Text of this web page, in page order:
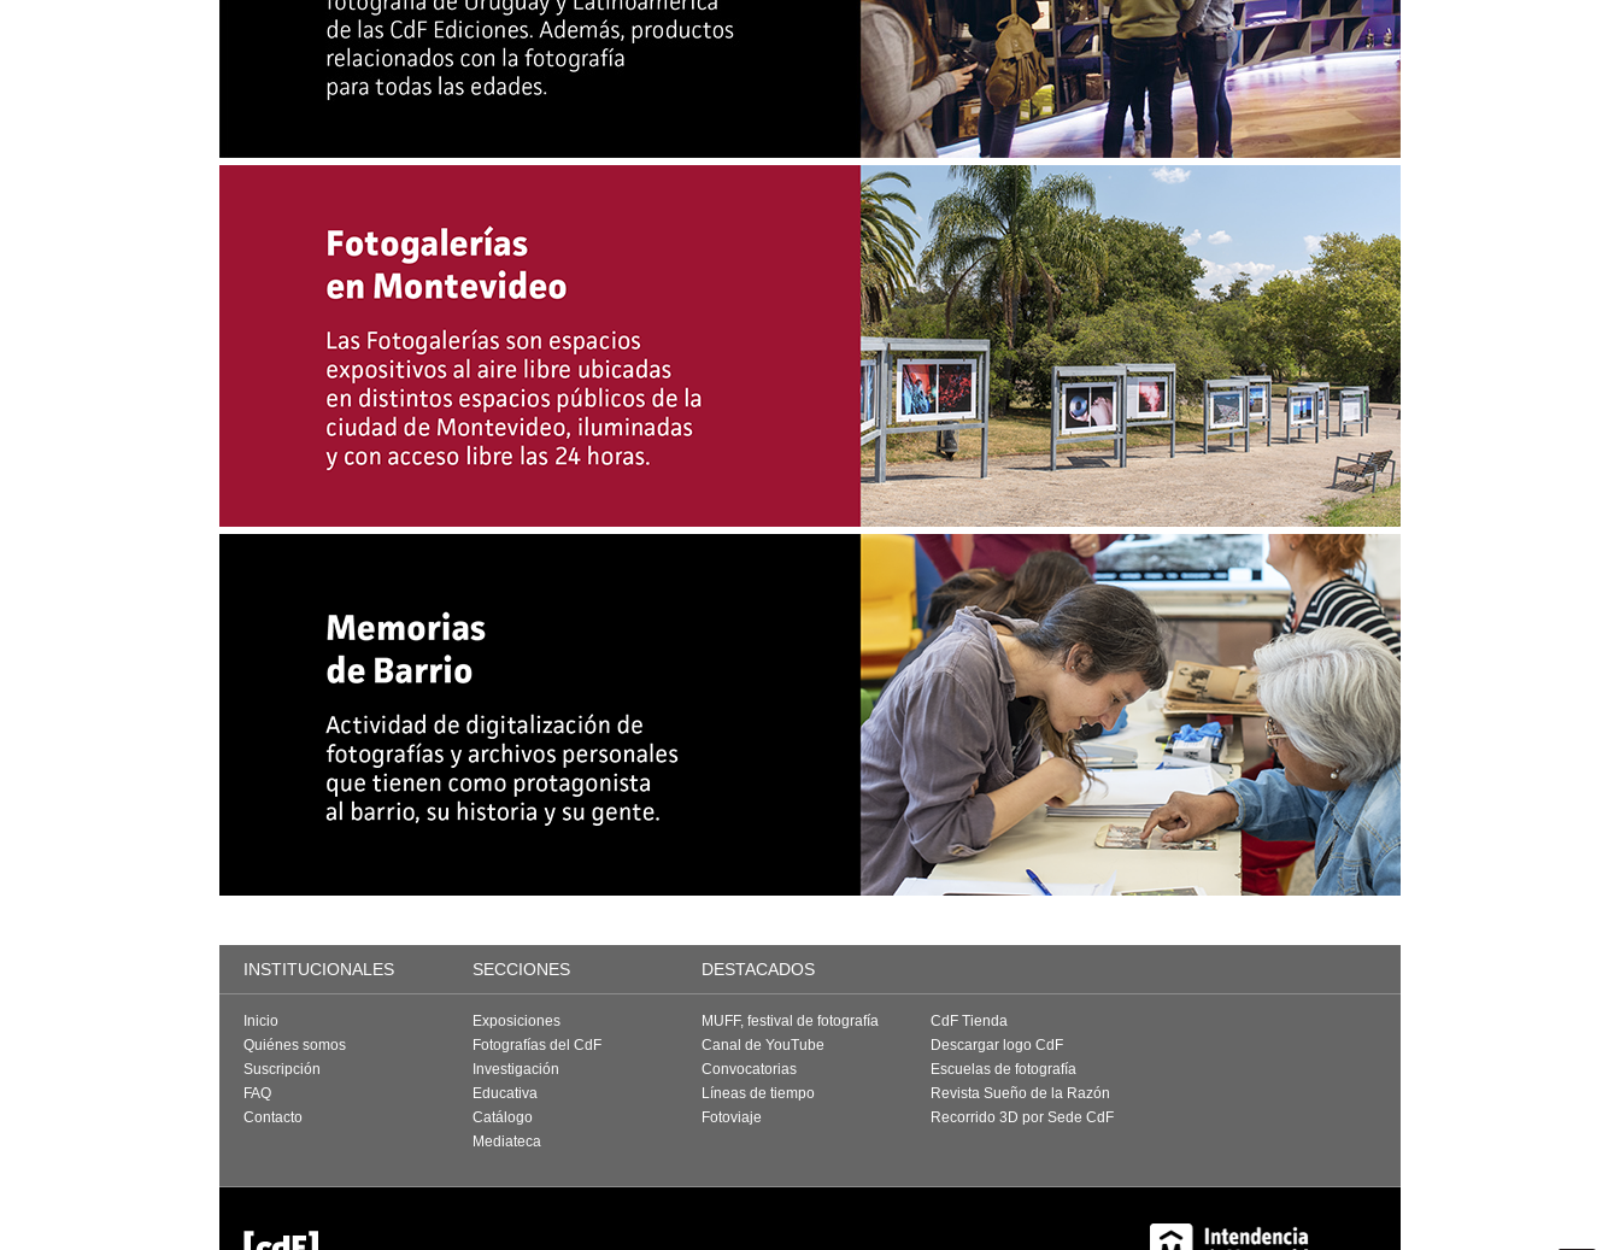
INSTITUCIONALES SECCIONES DESTACADOS
Inicio
Quiénes somos
Suscripción
FAQ
Contacto
Exposiciones
Fotografías del CdF
Investigación
Educativa
Catálogo
Mediateca
MUFF, festival de fotografía
Canal de YouTube
Convocatorias
Líneas de tiempo
Fotoviaje
CdF Tienda
Descargar logo CdF
Escuelas de fotografía
Revista Sueño de la Razón
Recorrido 3D por Sede CdF